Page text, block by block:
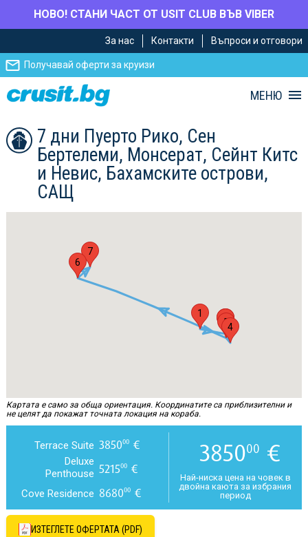
НОВО! СТАНИ ЧАСТ ОТ USIT CLUB ВЪВ VIBER
главното
съдържание
Навигацията
За нас Контакти Въпроси и отговори
Получавай оферти за круизи
МЕНЮ
7 дни Пуерто Рико, Сен
Бертелеми, Монсерат, Сейнт Китс
и Невис, Бахамските острови,
САЩ
1 2
3
4
5
6
7
Картата е само за обща ориентация. Координатите са приблизителни и
не целят да покажат точната локация на кораба.
Terrace Suite 385000€
Deluxe
Penthouse 521500€
Cove Residence 868000€
385000 €
Най-ниска цена на човек в
двойна каюта за избрания
период
ИЗТЕГЛЕТЕ ОФЕРТАТА (PDF)